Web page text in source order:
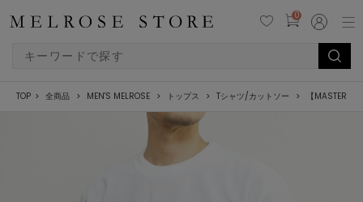
0
TOP 全商品 MEN'S MELROSE トップス Tシャツ/カットソー 【MASTER